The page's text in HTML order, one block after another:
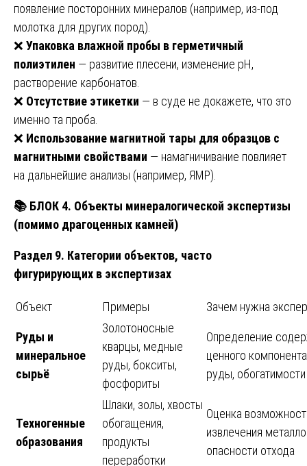
появление посторонних минералов (например, из-под
молотка для других пород).
❌ Упаковка влажной пробы в герметичный
полиэтилен — развитие плесени, изменение pH,
растворение карбонатов.
❌ Отсутствие этикетки — в суде не докажете, что это
именно та проба.
❌ Использование магнитной тары для образцов с
магнитными свойствами — намагничивание повлияет
на дальнейшие анализы (например, ЯМР).
📚 БЛОК 4. Объекты минералогической экспертизы
(помимо драгоценных камней)
Раздел 9. Категории объектов, часто
фигурирующих в экспертизах
Объект Примеры Зачем нужна
Руды и
минеральное
сырьё
Золотоносные
кварцы, медные
руды, бокситы,
фосфориты
Определение
ценного
руды, обогатимости
Техногенные
образования
Шлаки, золы, хвосты
обогащения,
продукты
переработки
Оценка
извлечения
опасности отхода